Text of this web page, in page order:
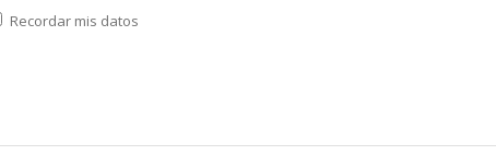
Recordar mis datos